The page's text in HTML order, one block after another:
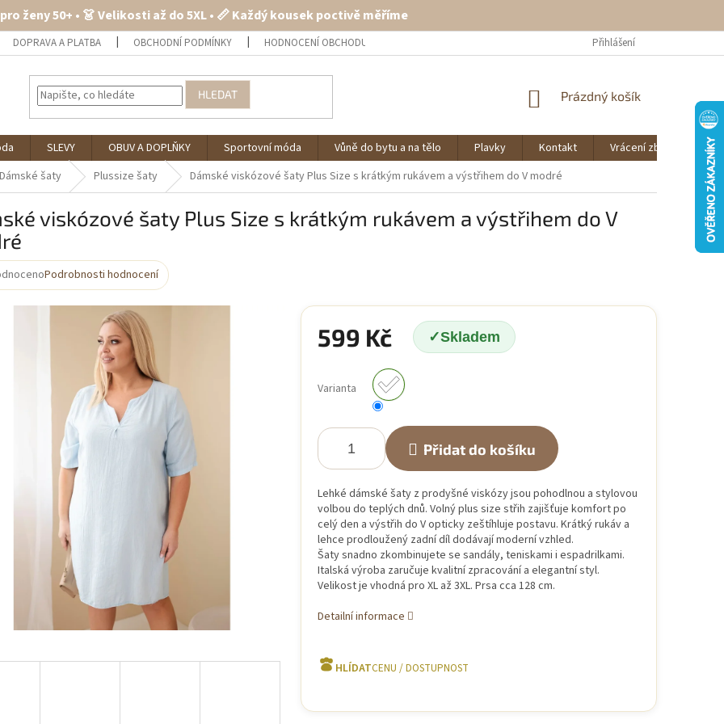
ženy 50+ • 👗 Velikosti až do 5XL • 📏 Každý kousek poctivě měříme
DOPRAVA A PLATBA OBCHODNÍ PODMÍNKY HODNOCENÍ OBCHODU Přihlášení
HLEDAT
NÁKUPNÍ
Prázdný košík
SLEVY OBUV A DOPLŇKY Sportovní móda Vůně do bytu a na tělo Plavky Kontakt Vrácení zboží
O
Dámské šaty Plussize šaty Dámské viskózové šaty Plus Size s krátkým rukávem a výstřihem do V modré
viskózové šaty Plus Size s krátkým rukávem a výstřihem do V
Podrobnosti hodnocení
599 Kč Skladem
cena:
Varianta
Přidat do košíku
Lehké dámské šaty z prodyšné viskózy jsou pohodlnou a stylovou
volbou do teplých dnů. Volný plus size střih zajišťuje komfort po
celý den a výstřih do V opticky zeštíhluje postavu. Krátký rukáv a
lehce prodloužený zadní díl dodávají moderní vzhled.
Šaty snadno zkombinujete se sandály, teniskami i espadrilkami.
Italská výroba zaručuje kvalitní zpracování a elegantní styl.
Velikost je vhodná pro XL až 3XL. Prsa cca 128 cm.
Detailní informace
HLÍDAT